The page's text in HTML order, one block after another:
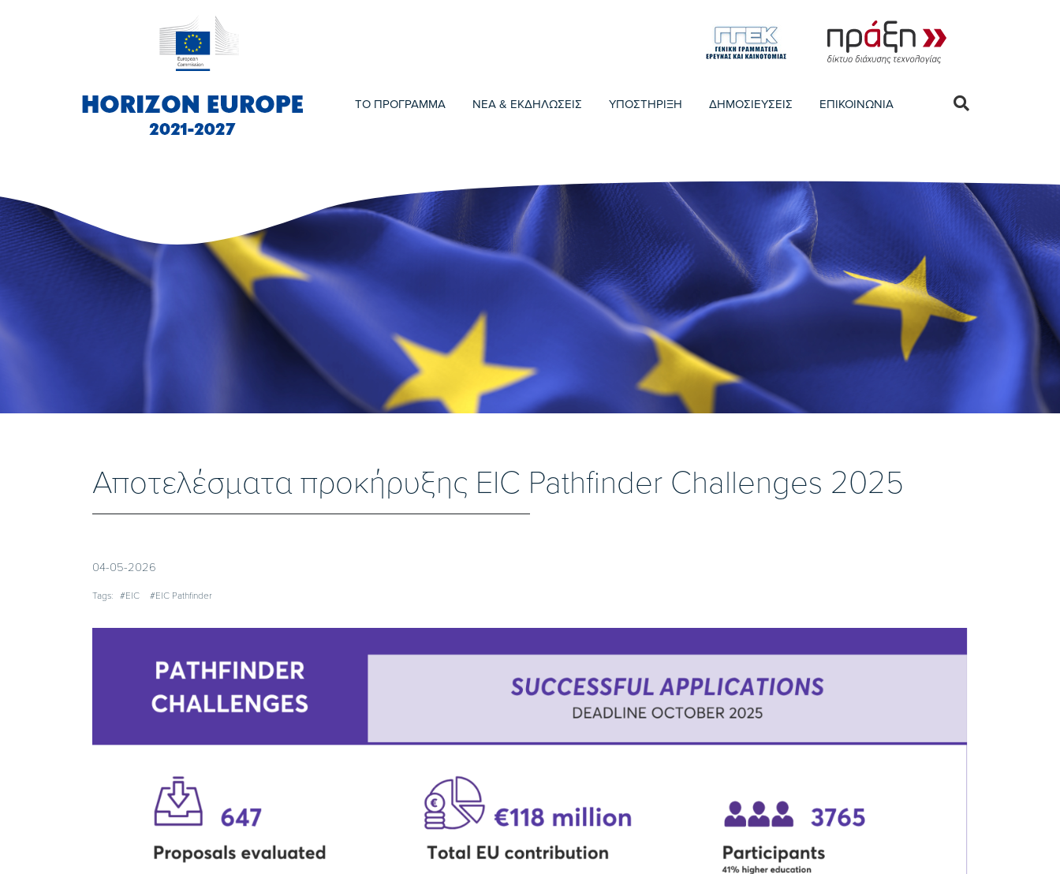
ΤΟ ΠΡΟΓΡΑΜΜΑ ΝΕΑ & ΕΚΔΗΛΩΣΕΙΣ ΥΠΟΣΤΗΡΙΞΗ ΔΗΜΟΣΙΕΥΣΕΙΣ ΕΠΙΚΟΙΝΩΝΙΑ
Aποτελέσματα προκήρυξης EIC Pathfinder Challenges 2025
04-05-2026
Tags: #EIC #EIC Pathfinder